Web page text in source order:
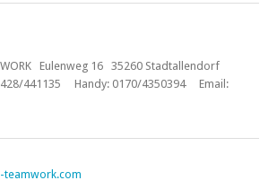
Eulenweg 16 35260 Stadtallendorf
441135 Handy: 0170/4350394 Email:
teamwork.com